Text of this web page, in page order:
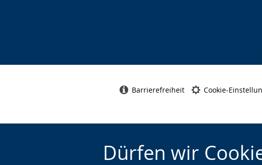
Dürfen wir
Barrierefreiheit Cookie-